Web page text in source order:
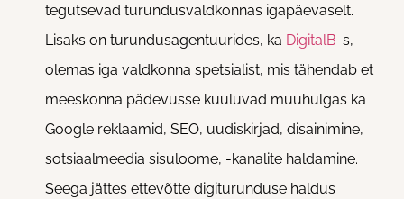
tegutsevad turundusvaldkonnas igapäevaselt.
Lisaks on turundusagentuurides, ka DigitalB-s,
olemas iga valdkonna spetsialist, mis tähendab et
meeskonna pädevusse kuuluvad muuhulgas ka
Google reklaamid, SEO, uudiskirjad, disainimine,
sotsiaalmeedia sisuloome, -kanalite haldamine.
Seega jättes ettevõtte digiturunduse haldus